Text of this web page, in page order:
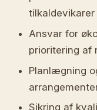
Ansvar for
prioritering af
Planlægning
Sikring af